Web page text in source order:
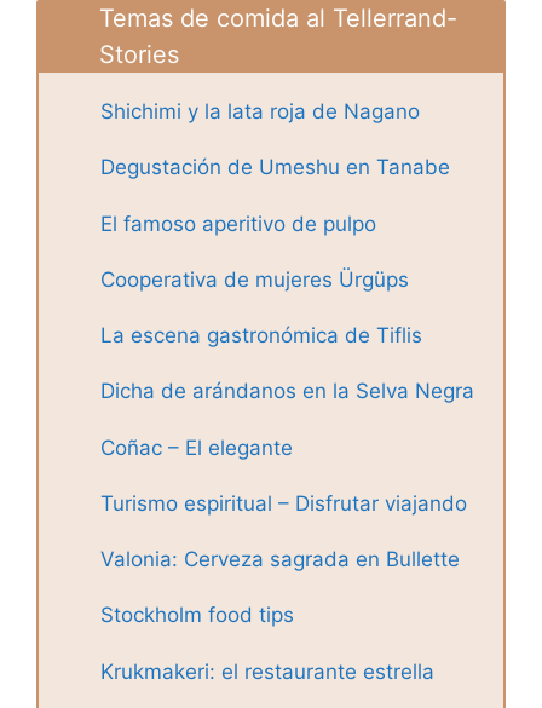
Temas de comida al Tellerrand-
Stories
Shichimi y la lata roja de Nagano
Degustación de Umeshu en Tanabe
El famoso aperitivo de pulpo
Cooperativa de mujeres Ürgüps
La escena gastronómica de Tiflis
Dicha de arándanos en la Selva Negra
Coñac – El elegante
Turismo espiritual – Disfrutar viajando
Valonia: Cerveza sagrada en Bullette
Stockholm food tips
Krukmakeri: el restaurante estrella